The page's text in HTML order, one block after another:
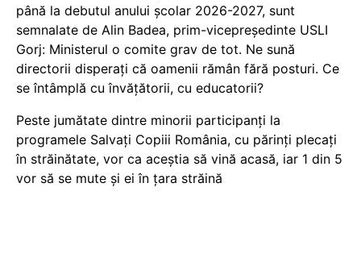
până la debutul anului școlar 2026-2027, sunt
semnalate de Alin Badea, prim-vicepreședinte USLI
Gorj: Ministerul o comite grav de tot. Ne sună
directorii disperați că oamenii rămân fără posturi. Ce
se întâmplă cu învățătorii, cu educatorii?
Peste jumătate dintre minorii participanți la
programele Salvați Copiii România, cu părinți plecați
în străinătate, vor ca aceștia să vină acasă, iar 1 din 5
vor să se mute și ei în țara străină